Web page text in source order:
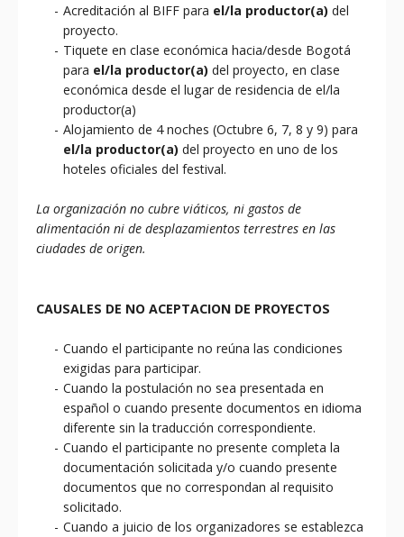
Acreditación al BIFF para el/la productor(a) del
proyecto.
Tiquete en clase económica hacia/desde Bogotá
para el/la productor(a) del proyecto, en clase
económica desde el lugar de residencia de el/la
productor(a)
Alojamiento de 4 noches (Octubre 6, 7, 8 y 9) para
el/la productor(a) del proyecto en uno de los
hoteles oficiales del festival.
La organización no cubre viáticos, ni gastos de
alimentación ni de desplazamientos terrestres en las
ciudades de origen.
CAUSALES DE NO ACEPTACION DE PROYECTOS
Cuando el participante no reúna las condiciones
exigidas para participar.
Cuando la postulación no sea presentada en
español o cuando presente documentos en idioma
diferente sin la traducción correspondiente.
Cuando el participante no presente completa la
documentación solicitada y/o cuando presente
documentos que no correspondan al requisito
solicitado.
Cuando a juicio de los organizadores se establezca